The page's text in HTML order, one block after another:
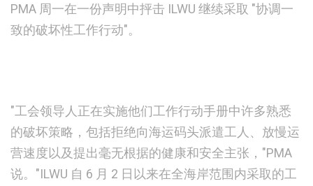
PMA 周一在一份声明中抨击 ILWU 继续采取 "协调一
致的破坏性工作行动"。
"工会领导人正在实施他们工作行动手册中许多熟悉
的破坏策略，包括拒绝向海运码头派遣工人、放慢运
营速度以及提出毫无根据的健康和安全主张，"PMA
说。"ILWU 自 6 月 2 日以来在全海岸范围内采取的工